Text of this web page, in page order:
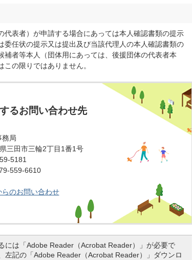
表者）が申請する場合にあっては本人確認書類の提示
任状の提示又は提出及び当該代理人の本人確認書類の
者等本人（団体用にあっては、後援団体の代表者本
の限りではありません。
るお問い合わせ先
務局
三田市三輪2丁目1番1号
5181
559-6610
らのお問い合わせ
には「Adobe Reader（Acrobat Reader）」が必要で
左記の「Adobe Reader（Acrobat Reader）」ダウンロ